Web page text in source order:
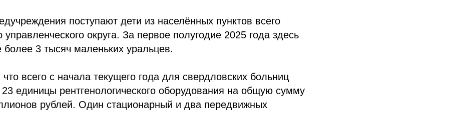
поступают дети из населённых пунктов всего
управленческого округа. За первое полугодие 2025 года здесь
3 тысяч маленьких уральцев.
всего с начала текущего года для свердловских больниц
единицы рентгенологического оборудования на общую сумму
рублей. Один стационарный и два передвижных